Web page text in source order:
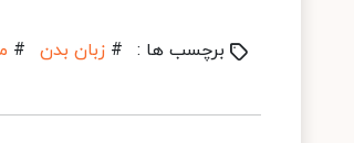
برچسب ها : # زبان بدن #